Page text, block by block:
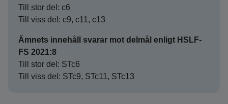
Till stor del: c6
Till viss del: c9, c11, c13
Ämnets innehåll svarar mot delmål enligt HSLF-
FS 2021:8
Till stor del: STc6
Till viss del: STc9, STc11, STc13